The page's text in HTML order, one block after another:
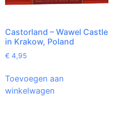
Castorland – Wawel Castle
in Krakow, Poland
€ 4,95
Toevoegen aan
winkelwagen